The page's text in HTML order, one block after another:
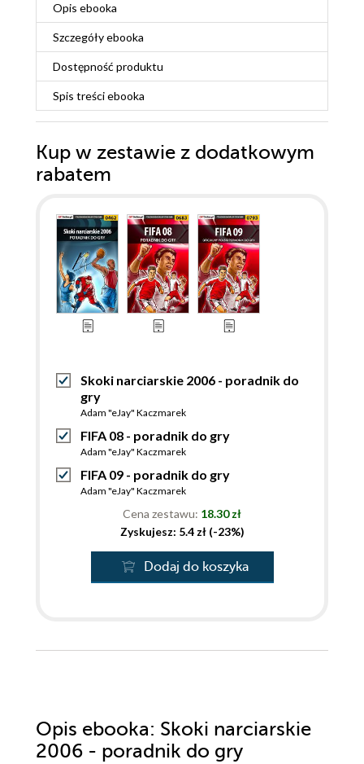
Opis ebooka
Szczegółyebooka
Dostępność produktu
Spis treściebooka
Kup w zestawie z dodatkowym
rabatem
Skoki narciarskie 2006 - poradnik do
gry
Adam "eJay" Kaczmarek
FIFA 08 - poradnik do gry
Adam "eJay" Kaczmarek
FIFA 09 - poradnik do gry
Adam "eJay" Kaczmarek
Cena zestawu: 18.30 zł
Zyskujesz: 5.4 zł (-23%)
Dodaj do koszyka
Opis ebooka: Skoki narciarskie
2006 - poradnik do gry